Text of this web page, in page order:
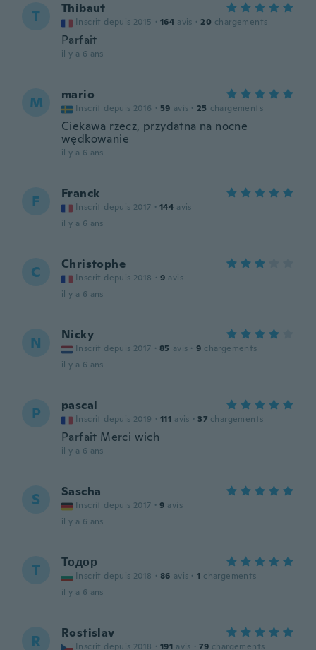
T Thibaut
Inscrit depuis 2015 · 164 avis · 20 chargements
Parfait
il y a 6 ans
M mario
Inscrit depuis 2016 · 59 avis · 25 chargements
Ciekawa rzecz, przydatna na nocne
wędkowanie
il y a 6 ans
F Franck
Inscrit depuis 2017 · 144 avis
il y a 6 ans
C Christophe
Inscrit depuis 2018 · 9 avis
il y a 6 ans
N Nicky
Inscrit depuis 2017 · 85 avis · 9 chargements
il y a 6 ans
P pascal
Inscrit depuis 2019 · 111 avis · 37 chargements
Parfait Merci wich
il y a 6 ans
S Sascha
Inscrit depuis 2017 · 9 avis
il y a 6 ans
Т Тодор
Inscrit depuis 2018 · 86 avis · 1 chargements
il y a 6 ans
R Rostislav
Inscrit depuis 2018 · 191 avis · 79 chargements